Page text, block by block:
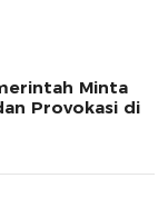
Minta
Provokasi di